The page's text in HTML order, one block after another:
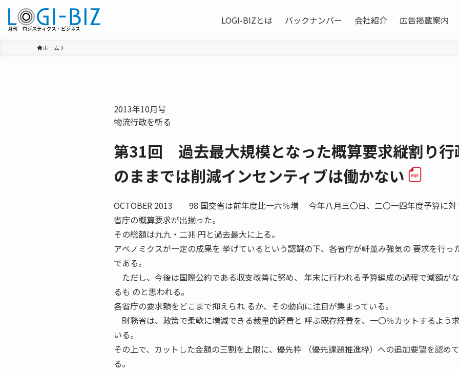
LOGI-BIZとは バックナンバー 会社紹介 広告掲載案内
ホーム
2013年10月号
物流行政を斬る
第31回 過去最大規模となった概算要求縦割り行
のままでは削減インセンティブは働かない
OCTOBER 2013 98 国交省は前年度比一六％増 今年八月三〇日、二〇一四年度予算に対
省庁の概算要求が出揃った。
その総額は九九・二兆 円と過去最大に上る。
アベノミクスが一定の成果を 挙げているという認識の下、各省庁が軒並み強気の 要求を行っ
である。
ただし、今後は国際公約である収支改善に努め、 年末に行われる予算編成の過程で減額が
るも のと思われる。
各省庁の要求額をどこまで抑えられ るか、その動向に注目が集まっている。
財務省は、政策で柔軟に増減できる裁量的経費と 呼ぶ既存経費を、一〇％カットするよう
いる。
その上で、カットした金額の三割を上限に、優先枠 （優先課題推進枠）への追加要望を認め
る。